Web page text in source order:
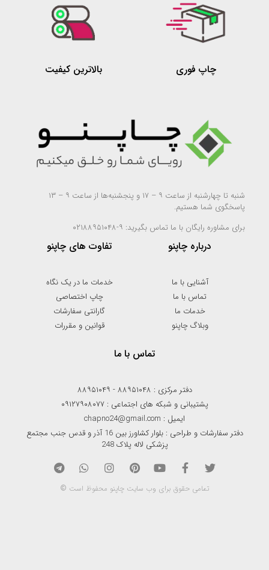
چاپ فوری بالاترین کیفیت
شنبه تا چهارشنبه از ساعت ۹ – ۱۷ و پنجشنبه‌ها از ساعت ۹ – ۱۳
پاسخگوی شما هستیم.
برای مشاوره رایگان با ما تماس بگیرید: ۹-۰۲۱۸۸۹۵۱۰۴۸
درباره چاپنو
آشنایی با ما
تماس با ما
خدمات ما
وبلاگ چاپنو
تفاوت های چاپنو
خدمات ما در یک نگاه
چاپ اختصاصی
گارانتی سفارشات
قوانین و مقررات
تماس با ما
دفتر مرکزی : ۸۸۹۵۱۰۴۸ - ۸۸۹۵۱۰۴۹
پشتیبانی و شبکه های اجتماعی : ۰۹۱۲۷۹۰۸۰۷۷
ایمیل : chapno24@gmail.com
دفتر سفارشات و طراحی : بلوار کشاورز بین 16 آذر و قدس جنب مجتمع
پزشکی لاله پلاک 248
تمامی حقوق برای وب سایت چاپنو محفوظ است ©